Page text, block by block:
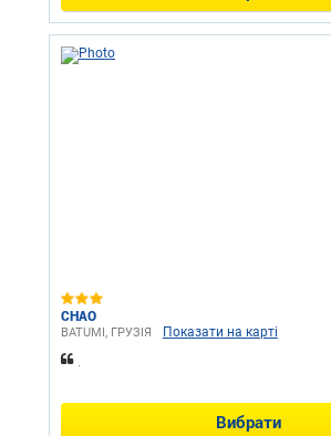
CHAO
BATUMI, ГРУЗІЯ Показати на карті
Вибрати